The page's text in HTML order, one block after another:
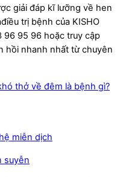
giải đáp kĩ lưỡng về hen
trị bệnh của KISHO
96 95 96 hoặc truy cập
hồi nhanh nhất từ chuyên
thở về đêm là bệnh gì?
suyễn